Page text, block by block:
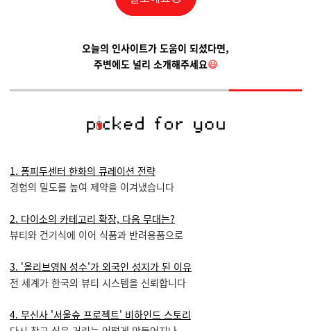
오늘의 인사이트가 도움이 되셨다면,
주변에도 널리 소개해주세요😃
1. 퐁피두센터 한화의 큐레이션 전략
경험의 밀도를 높여 제약을 이겨냈습니다
2. 다이소의 카테고리 확장, 다음 무대는?
뷰티와 건기식에 이어 식품과 반려용품으로
3. '올리브영N 성수'가 외국인 성지가 된 이유
전 세계가 한국의 뷰티 시스템을 신뢰합니다
4. 무신사 '서울숲 프로젝트' 비하인드 스토리